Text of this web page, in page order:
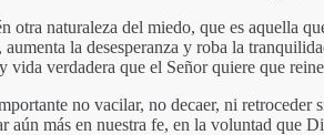
otra naturaleza del miedo, que es aquella
la desesperanza y roba la
vida verdadera que el Señor quiere que
no vacilar, no decaer, ni retroceder
aún más en nuestra fe, en la voluntad que